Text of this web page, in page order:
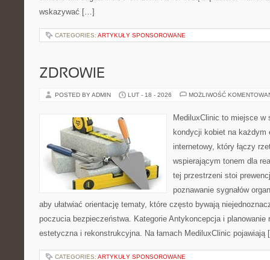
wskazywać […]
CATEGORIES: ARTYKUŁY SPONSOROWANE
ZDROWIE
POSTED BY ADMIN LUT - 18 - 2026 MOŻLIWOŚĆ
MediluxClinic to miejsce
kondycji kobiet na każdym
internetowy, który łączy
wspierającym tonem dla
tej przestrzeni stoi
poznawanie sygnałów
aby ułatwiać orientację tematy, które często bywają
poczucia bezpieczeństwa. Kategorie Antykoncepcja i planowanie
estetyczna i rekonstrukcyjna. Na łamach MediluxClinic
CATEGORIES: ARTYKUŁY SPONSOROWANE